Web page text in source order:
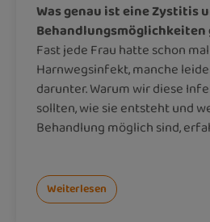
Was genau ist eine Zystitis
Behandlungsmöglichkeiten
Fast jede Frau hatte schon
Harnwegsinfekt, manche
darunter. Warum wir diese
sollten, wie sie entsteht und
Behandlung möglich sind,
Weiterlesen